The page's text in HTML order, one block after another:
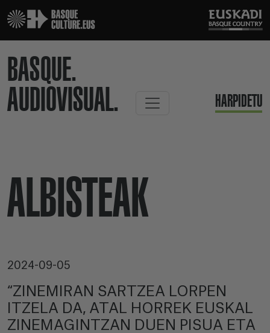
BASQUE.
AUDIOVISUAL.
HARPIDETU
ALBISTEAK
2024-09-05
“ZINEMIRAN SARTZEA LORPEN
ITZELA DA, ATAL HORREK EUSKAL
ZINEMAGINTZAN DUEN PISUA ETA